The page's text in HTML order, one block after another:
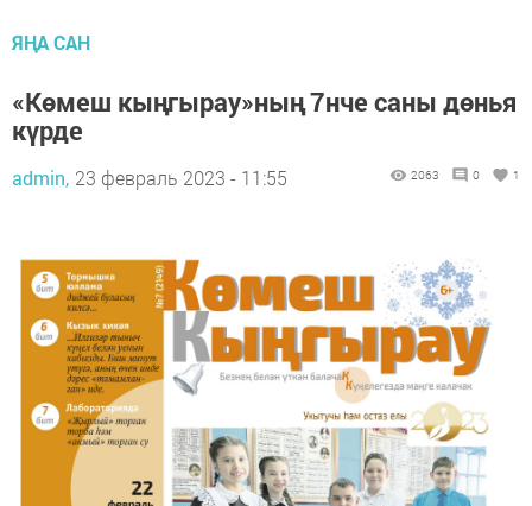
ЯҢА САН
«Көмеш кыңгырау»ның 7нче саны дөнья
күрде
admin, 23 февраль 2023 - 11:55 2063 0 1